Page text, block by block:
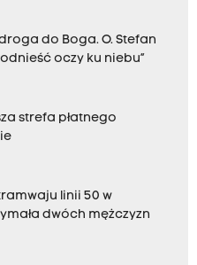
do Boga. O. Stefan
oczy ku niebu”
strefa płatnego
linii 50 w
dwóch mężczyzn